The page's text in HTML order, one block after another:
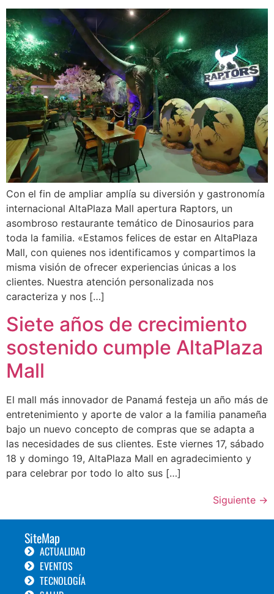
Con el fin de ampliar amplía su diversión y gastronomía
internacional AltaPlaza Mall apertura Raptors, un
asombroso restaurante temático de Dinosaurios para
toda la familia. «Estamos felices de estar en AltaPlaza
Mall, con quienes nos identificamos y compartimos la
misma visión de ofrecer experiencias únicas a los
clientes. Nuestra atención personalizada nos
caracteriza y nos […]
Siete años de crecimiento
sostenido cumple AltaPlaza
Mall
El mall más innovador de Panamá festeja un año más de
entretenimiento y aporte de valor a la familia panameña
bajo un nuevo concepto de compras que se adapta a
las necesidades de sus clientes. Este viernes 17, sábado
18 y domingo 19, AltaPlaza Mall en agradecimiento y
para celebrar por todo lo alto sus […]
Siguiente →
SiteMap
ACTUALIDAD
EVENTOS
TECNOLOGÍA